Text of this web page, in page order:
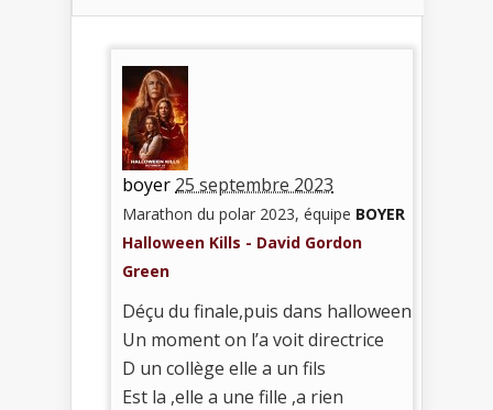
boyer 25 septembre 2023
Marathon du polar 2023, équipe BOYER
Halloween Kills - David Gordon
Green
Déçu du finale,puis dans halloween
Un moment on l’a voit directrice
D un collège elle a un fils
Est la ,elle a une fille ,a rien